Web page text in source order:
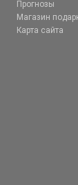
Прогнозы
Магазин
Карта сайта